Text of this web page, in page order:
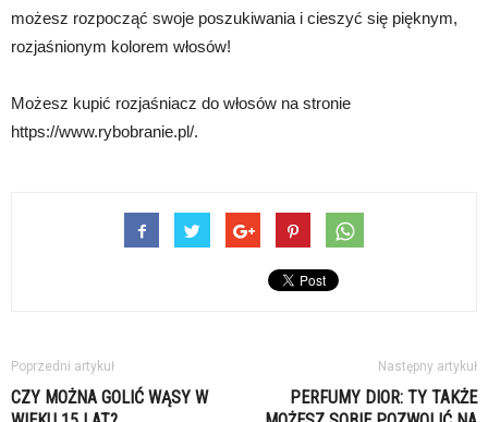
możesz rozpocząć swoje poszukiwania i cieszyć się pięknym,
rozjaśnionym kolorem włosów!
Możesz kupić rozjaśniacz do włosów na stronie
https://www.rybobranie.pl/.
Poprzedni artykuł
CZY MOŻNA GOLIĆ WĄSY W
Następny artykuł
PERFUMY DIOR: TY TAKŻE